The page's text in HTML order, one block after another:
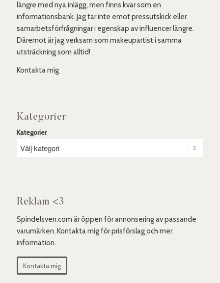
längre med nya inlägg, men finns kvar som en
informationsbank. Jag tar inte emot pressutskick eller
samarbetsförfrågningar i egenskap av influencer längre.
Däremot är jag verksam som makeupartist i samma
utsträckning som alltid!
Kontakta mig
Kategorier
Kategorier
Reklam <3
Spindelsven.com är öppen för annonsering av passande
varumärken. Kontakta mig för prisförslag och mer
information.
Kontakta mig